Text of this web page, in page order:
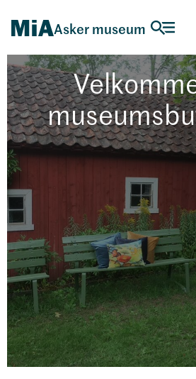
Asker museum